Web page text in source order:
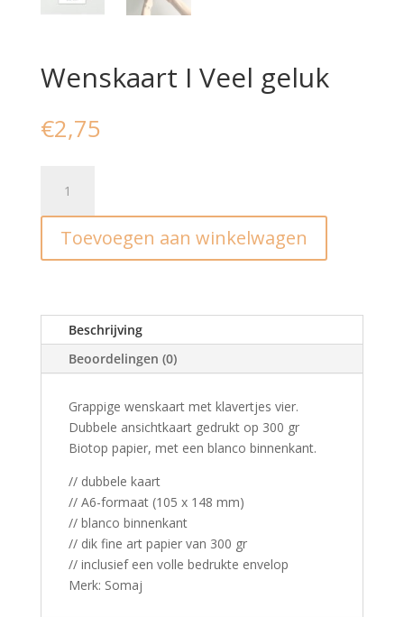
Wenskaart I Veel geluk
€2,75
Veel
geluk
aantal
Toevoegen aan winkelwagen
Beschrijving
Beoordelingen (0)
Grappige wenskaart met klavertjes vier.
Dubbele ansichtkaart gedrukt op 300 gr
Biotop papier, met een blanco binnenkant.
// dubbele kaart
// A6-formaat (105 x 148 mm)
// blanco binnenkant
// dik fine art papier van 300 gr
// inclusief een volle bedrukte envelop
Merk: Somaj